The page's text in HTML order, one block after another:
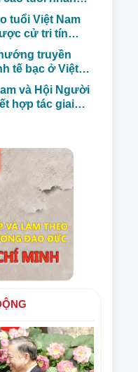
tuổi Việt Nam
cử tri tín
ứng cử đại
truyền
tế bạc ở Việt
và Hội Người
hợp tác giai